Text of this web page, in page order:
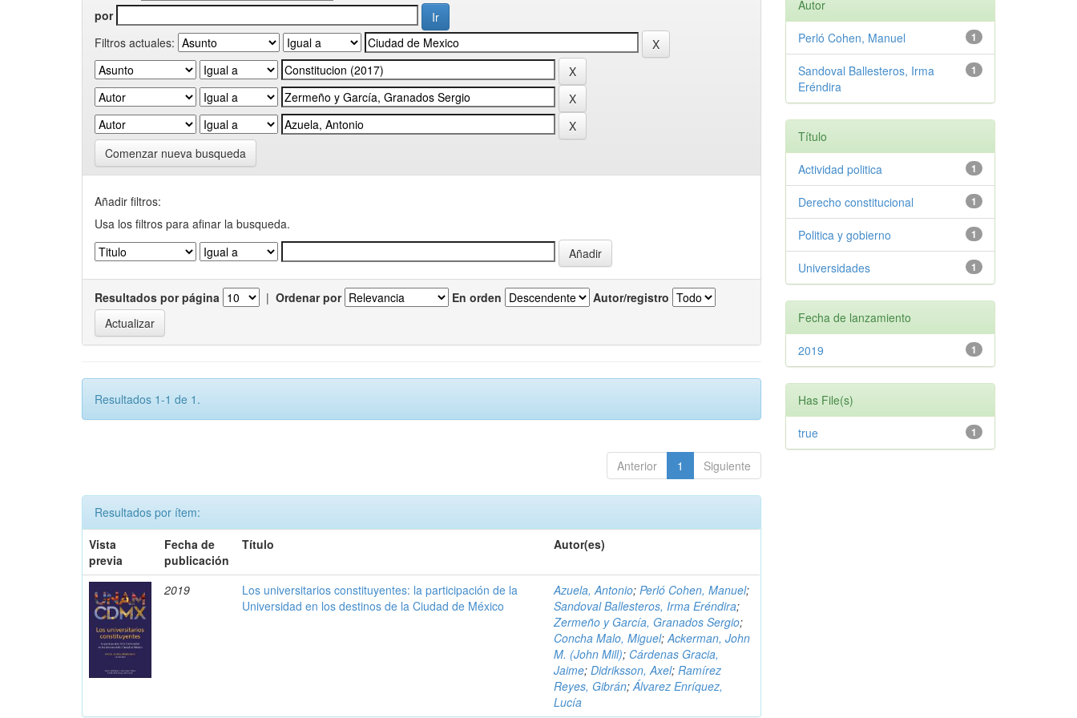
por
Filtros actuales:
Comenzar nueva busqueda
Añadir filtros:
Usa los filtros para afinar la busqueda.
Resultados por página | Ordenar por En orden Autor/registro
Resultados 1-1 de 1.
Anterior 1 Siguiente
Resultados por ítem:
Vista
previa
Fecha de
publicación
Título Autor(es)
2019
Los universitarios constituyentes: la participación de la
Universidad en los destinos de la Ciudad de México
Azuela, Antonio;Perló Cohen, Manuel;
Sandoval Ballesteros, Irma Eréndira;
Zermeño y García, Granados Sergio;
Concha Malo, Miguel;Ackerman, John
M. (John Mill); Cárdenas Gracia,
Jaime;Didriksson, Axel;Ramírez
Reyes, Gibrán;Álvarez Enríquez,
Lucía
Autor
1
Perló Cohen, Manuel
1
Sandoval Ballesteros, Irma
Eréndira
Título
1
Actividad politica
1
Derecho constitucional
1
Politica y gobierno
1
Universidades
Fecha de lanzamiento
1
2019
Has File(s)
1
true